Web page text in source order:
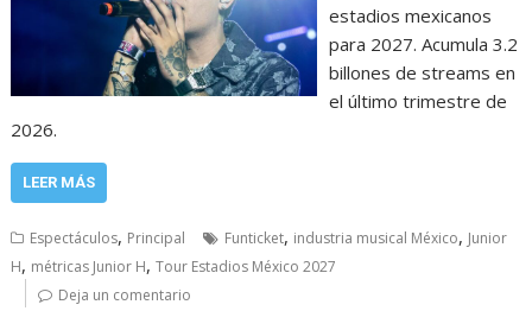
estadios mexicanos
para 2027. Acumula 3.2
billones de streams en
el último trimestre de
2026.
LEER MÁS
Espectáculos, Principal Funticket, industria musical México, Junior
H, métricas Junior H,Tour Estadios México 2027
Deja un comentario